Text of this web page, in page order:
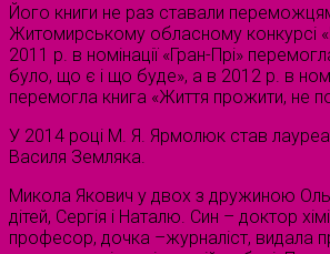
Його книги не раз ставали
Житомирському обласному конкурсі
2011 р. в номінації «Гран-Прі»
було, що є і що буде», а в 2012 р. в
перемогла книга «Життя прожити, не
У 2014 році М. Я. Ярмолюк став
Василя Земляка.
Микола Якович у двох з дружиною
дітей, Сергія і Наталю. Син – доктор
професор, дочка –журналіст, видала